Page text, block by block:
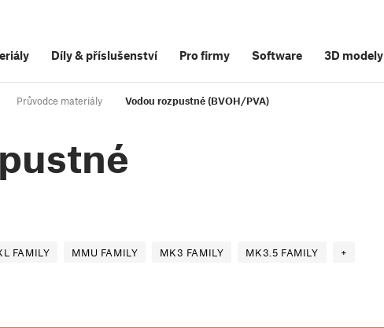
Díly& příslušenství Pro firmy Software 3D modely
Průvodce materiály Vodou rozpustné (BVOH/PVA)
FAMILY MMU FAMILY MK3 FAMILY MK3.5 FAMILY +